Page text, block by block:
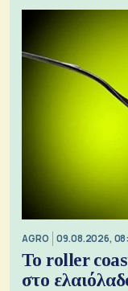
AGRO 09.08.2026,
Το roller
στο